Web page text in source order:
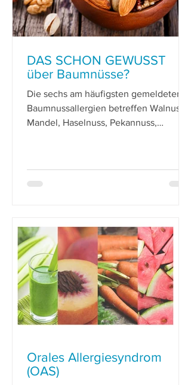
DAS SCHON GEWUSST
über Baumnüsse?
Die sechs am häufigsten gemeldeten
Baumnussallergien betreffen Walnuss,
Mandel, Haselnuss, Pekannuss,
Orales Allergiesyndrom
(OAS)